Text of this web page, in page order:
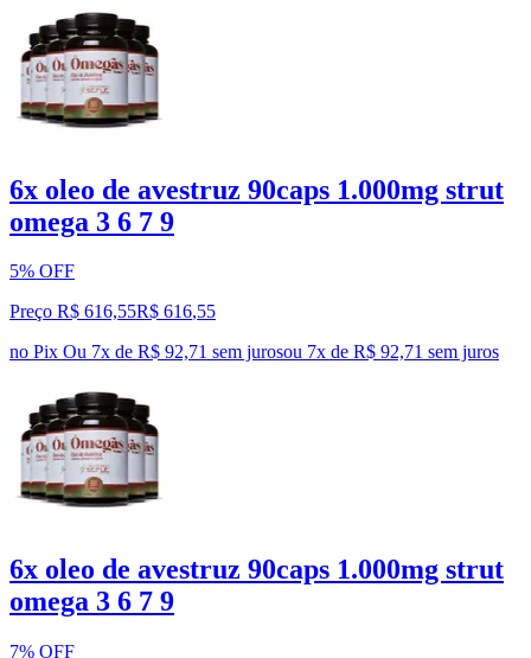
6x oleo de avestruz 90caps 1.000mg strut
omega 3 6 7 9
5% OFF
Preço R$ 616,55R$ 616,55
no Pix Ou 7x de R$ 92,71 sem jurosou 7x de R$ 92,71 sem juros
6x oleo de avestruz 90caps 1.000mg strut
omega 3 6 7 9
7% OFF